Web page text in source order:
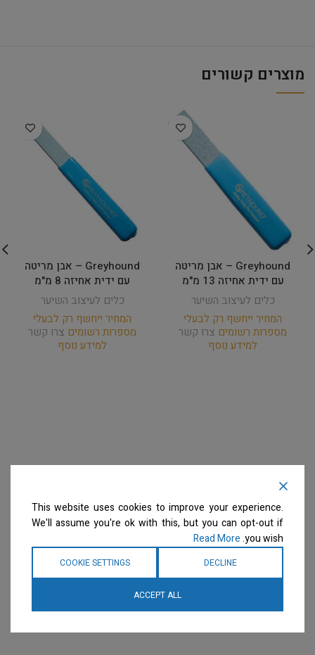
מוצרים קשורים
Greyhound – אבן מריטה
עם ידית אחיזה 13 מ"מ
כלים לעיצוב השיער
המחיר ייחשף רק לבעלי
מספרות רשומים צרו קשר
למידע נוסף
Greyhound – אבן מריטה
עם ידית אחיזה 8 מ"מ
כלים לעיצוב השיער
המחיר ייחשף רק לבעלי
מספרות רשומים צרו קשר
למידע נוסף
This website uses cookies to improve your experience.
We'll assume you're ok with this, but you can opt-out if
you wish.
Read More
DECLINE
COOKIE SETTINGS
ACCEPT ALL